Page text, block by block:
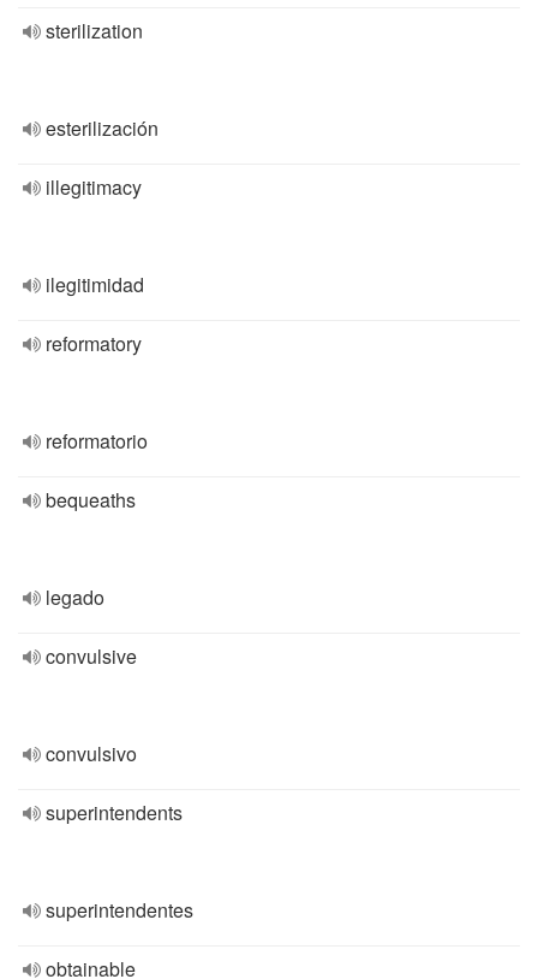
sterilization
esterilización
illegitimacy
ilegitimidad
reformatory
reformatorio
bequeaths
legado
convulsive
convulsivo
superintendents
superintendentes
obtainable